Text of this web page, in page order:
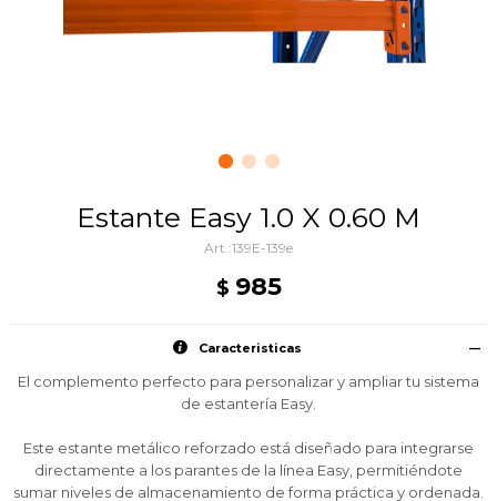
Estante Easy 1.0 X 0.60 M
139E-139e
$ 985
Caracteristicas
El complemento perfecto para personalizar y ampliar tu sistema
de estantería Easy.
Este estante metálico reforzado está diseñado para integrarse
directamente a los parantes de la línea Easy, permitiéndote
sumar niveles de almacenamiento de forma práctica y ordenada.